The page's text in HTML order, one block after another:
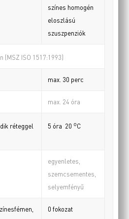
színes homogén
eloszlású
szuszpenziók
(MSZ ISO 1517:1993)
max. 30 perc
max. 24 óra
réteggel
5 óra 20 oC
egyenletes,
szemcsementes,
selyemfényű
0 fokozat